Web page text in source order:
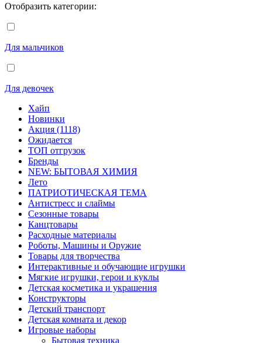
Отобразить категории:
Для мальчиков
Для девочек
Хайп
Новинки
Акция (1118)
Ожидается
ТОП отгрузок
Бренды
NEW: БЫТОВАЯ ХИМИЯ
Лето
ПАТРИОТИЧЕСКАЯ ТЕМА
Антистресс и слаймы
Сезонные товары
Канцтовары
Расходные материалы
Роботы, Машины и Оружие
Товары для творчества
Интерактивные и обучающие игрушки
Мягкие игрушки, герои и куклы
Детская косметика и украшения
Конструкторы
Детский транспорт
Детская комната и декор
Игровые наборы
Бытовая техника